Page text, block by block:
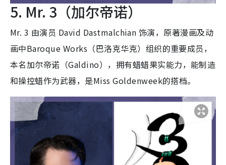
5. Mr. 3（加尔帝诺）
Mr. 3 由演员 David Dastmalchian 饰演，原著漫画及动
画中Baroque Works（巴洛克华克）组织的重要成员，
本名加尔帝诺（Galdino），拥有蜡蜡果实能力，能制造
和操控蜡作为武器，是Miss Goldenweek的搭档。